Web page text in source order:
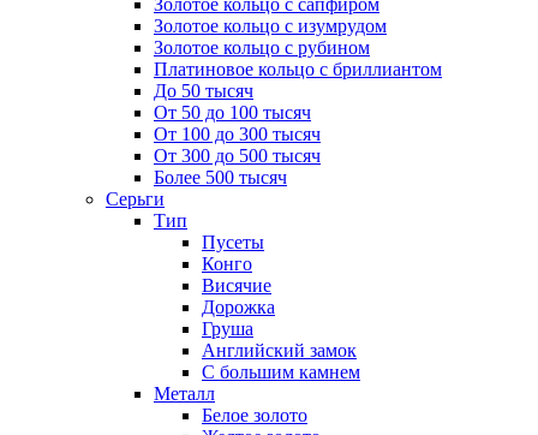
Золотое кольцо с сапфиром
Золотое кольцо с изумрудом
Золотое кольцо с рубином
Платиновое кольцо с бриллиантом
До 50 тысяч
От 50 до 100 тысяч
От 100 до 300 тысяч
От 300 до 500 тысяч
Более 500 тысяч
Серьги
Тип
Пусеты
Конго
Висячие
Дорожка
Груша
Английский замок
С большим камнем
Металл
Белое золото